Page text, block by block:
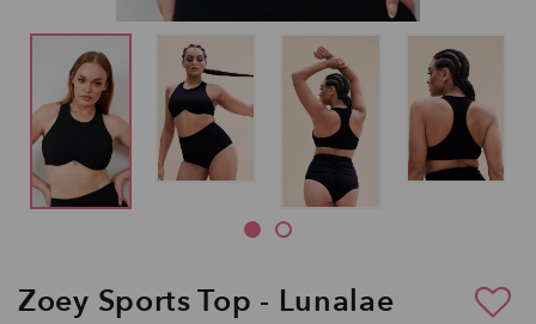
Zoey Sports Top - Lunalae